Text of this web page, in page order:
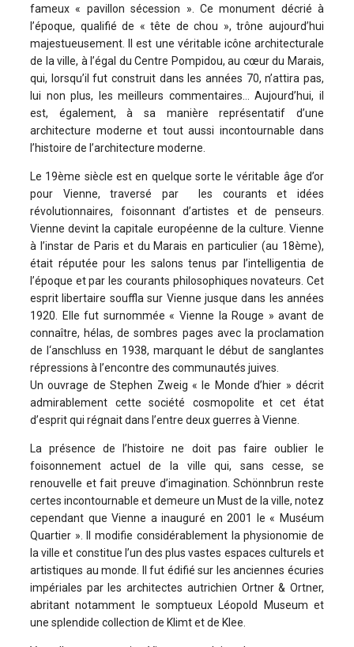
fameux « pavillon sécession ». Ce monument décrié à
l’époque, qualifié de « tête de chou », trône aujourd’hui
majestueusement. Il est une véritable icône architecturale
de la ville, à l’égal du Centre Pompidou, au cœur du Marais,
qui, lorsqu’il fut construit dans les années 70, n’attira pas,
lui non plus, les meilleurs commentaires… Aujourd’hui, il
est, également, à sa manière représentatif d’une
architecture moderne et tout aussi incontournable dans
l’histoire de l’architecture moderne.
Le 19ème siècle est en quelque sorte le véritable âge d’or
pour Vienne, traversé par les courants et idées
révolutionnaires, foisonnant d’artistes et de penseurs.
Vienne devint la capitale européenne de la culture. Vienne
à l’instar de Paris et du Marais en particulier (au 18ème),
était réputée pour les salons tenus par l’intelligentia de
l’époque et par les courants philosophiques novateurs. Cet
esprit libertaire souffla sur Vienne jusque dans les années
1920. Elle fut surnommée « Vienne la Rouge » avant de
connaître, hélas, de sombres pages avec la proclamation
de l‘anschluss en 1938, marquant le début de sanglantes
répressions à l’encontre des communautés juives.
Un ouvrage de Stephen Zweig « le Monde d’hier » décrit
admirablement cette société cosmopolite et cet état
d’esprit qui régnait dans l’entre deux guerres à Vienne.
La présence de l’histoire ne doit pas faire oublier le
foisonnement actuel de la ville qui, sans cesse, se
renouvelle et fait preuve d’imagination. Schönnbrun reste
certes incontournable et demeure un Must de la ville, notez
cependant que Vienne a inauguré en 2001 le « Muséum
Quartier ». Il modifie considérablement la physionomie de
la ville et constitue l’un des plus vastes espaces culturels et
artistiques au monde. Il fut édifié sur les anciennes écuries
impériales par les architectes autrichien Ortner & Ortner,
abritant notamment le somptueux Léopold Museum et
une splendide collection de Klimt et de Klee.